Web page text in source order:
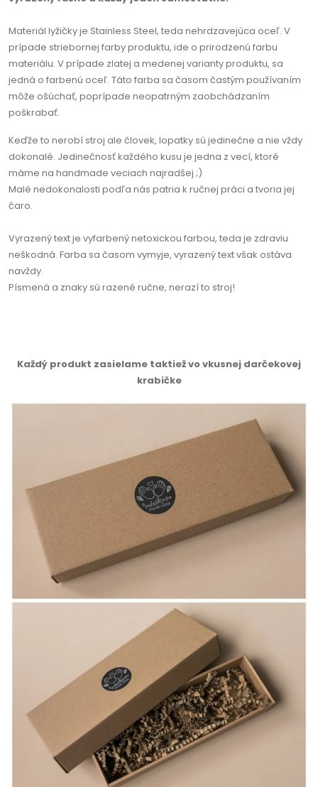
Materiál lyžičky je Stainless Steel, teda nehrdzavejúca oceľ. V
prípade striebornej farby produktu, ide o prirodzenú farbu
materiálu. V prípade zlatej a medenej varianty produktu, sa
jedná o farbenú oceľ. Táto farba sa časom častým používaním
môže ošúchať, poprípade neopatrným zaobchádzaním
poškrabať.
Keďže to nerobí stroj ale človek, lopatky sú jedinečne a nie vždy
dokonalé. Jedinečnosť každého kusu je jedna z vecí, ktoré
máme na handmade veciach najradšej ;)
Malé nedokonalosti podľa nás patria k ručnej práci a tvoria jej
čaro.
Vyrazený text je vyfarbený netoxickou farbou, teda je zdraviu
neškodná. Farba sa časom vymyje, vyrazený text však ostáva
navždy.
Písmená a znaky sú razené ručne, nerazí to stroj!
Každý produkt zasielame taktiež vo vkusnej darčekovej
krabičke